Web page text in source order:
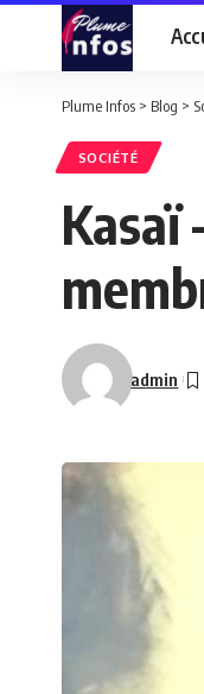
Plume Infos > Blog >
SOCIÉTÉ
Kasaï
admin